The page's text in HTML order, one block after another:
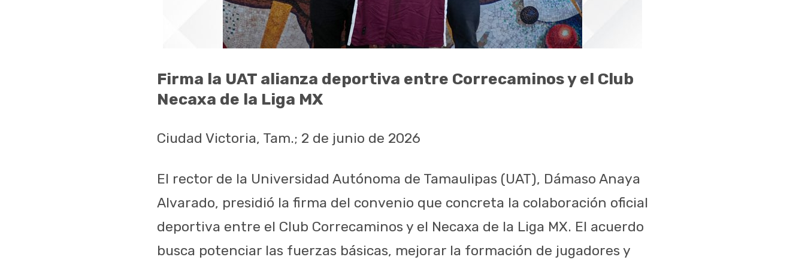
Firma la UAT alianza deportiva entre Correcaminos y el Club
Necaxa de la Liga MX
Ciudad Victoria, Tam.; 2 de junio de 2026
El rector de la Universidad Autónoma de Tamaulipas (UAT), Dámaso Anaya
Alvarado, presidió la firma del convenio que concreta la colaboración oficial
deportiva entre el Club Correcaminos y el Necaxa de la Liga MX. El acuerdo
busca potenciar las fuerzas básicas, mejorar la formación de jugadores y